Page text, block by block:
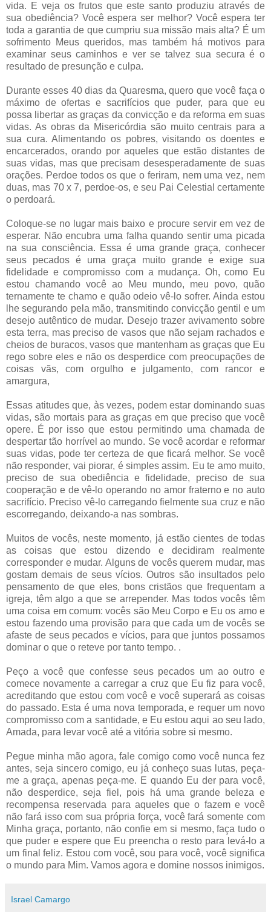
vida. E veja os frutos que este santo produziu através de
sua obediência? Você espera ser melhor? Você espera ter
toda a garantia de que cumpriu sua missão mais alta? É um
sofrimento Meus queridos, mas também há motivos para
examinar seus caminhos e ver se talvez sua secura é o
resultado de presunção e culpa.
Durante esses 40 dias da Quaresma, quero que você faça o
máximo de ofertas e sacrifícios que puder, para que eu
possa libertar as graças da convicção e da reforma em suas
vidas. As obras da Misericórdia são muito centrais para a
sua cura. Alimentando os pobres, visitando os doentes e
encarcerados, orando por aqueles que estão distantes de
suas vidas, mas que precisam desesperadamente de suas
orações. Perdoe todos os que o feriram, nem uma vez, nem
duas, mas 70 x 7, perdoe-os, e seu Pai Celestial certamente
o perdoará.
Coloque-se no lugar mais baixo e procure servir em vez de
esperar. Não encubra uma falha quando sentir uma picada
na sua consciência. Essa é uma grande graça, conhecer
seus pecados é uma graça muito grande e exige sua
fidelidade e compromisso com a mudança. Oh, como Eu
estou chamando você ao Meu mundo, meu povo, quão
ternamente te chamo e quão odeio vê-lo sofrer. Ainda estou
lhe segurando pela mão, transmitindo convicção gentil e um
desejo autêntico de mudar. Desejo trazer avivamento sobre
esta terra, mas preciso de vasos que não sejam rachados e
cheios de buracos, vasos que mantenham as graças que Eu
rego sobre eles e não os desperdice com preocupações de
coisas vãs, com orgulho e julgamento, com rancor e
amargura,
Essas atitudes que, às vezes, podem estar dominando suas
vidas, são mortais para as graças em que preciso que você
opere. É por isso que estou permitindo uma chamada de
despertar tão horrível ao mundo. Se você acordar e reformar
suas vidas, pode ter certeza de que ficará melhor. Se você
não responder, vai piorar, é simples assim. Eu te amo muito,
preciso de sua obediência e fidelidade, preciso de sua
cooperação e de vê-lo operando no amor fraterno e no auto
sacrifício. Preciso vê-lo carregando fielmente sua cruz e não
escorregando, deixando-a nas sombras.
Muitos de vocês, neste momento, já estão cientes de todas
as coisas que estou dizendo e decidiram realmente
corresponder e mudar. Alguns de vocês querem mudar, mas
gostam demais de seus vícios. Outros são insultados pelo
pensamento de que eles, bons cristãos que frequentam a
igreja, têm algo a que se arrepender. Mas todos vocês têm
uma coisa em comum: vocês são Meu Corpo e Eu os amo e
estou fazendo uma provisão para que cada um de vocês se
afaste de seus pecados e vícios, para que juntos possamos
dominar o que o reteve por tanto tempo. .
Peço a você que confesse seus pecados um ao outro e
comece novamente a carregar a cruz que Eu fiz para você,
acreditando que estou com você e você superará as coisas
do passado. Esta é uma nova temporada, e requer um novo
compromisso com a santidade, e Eu estou aqui ao seu lado,
Amada, para levar você até a vitória sobre si mesmo.
Pegue minha mão agora, fale comigo como você nunca fez
antes, seja sincero comigo, eu já conheço suas lutas, peça-
me a graça, apenas peça-me. E quando Eu der para você,
não desperdice, seja fiel, pois há uma grande beleza e
recompensa reservada para aqueles que o fazem e você
não fará isso com sua própria força, você fará somente com
Minha graça, portanto, não confie em si mesmo, faça tudo o
que puder e espere que Eu preencha o resto para levá-lo a
um final feliz. Estou com você, sou para você, você significa
o mundo para Mim. Vamos agora e domine nossos inimigos.
Israel Camargo